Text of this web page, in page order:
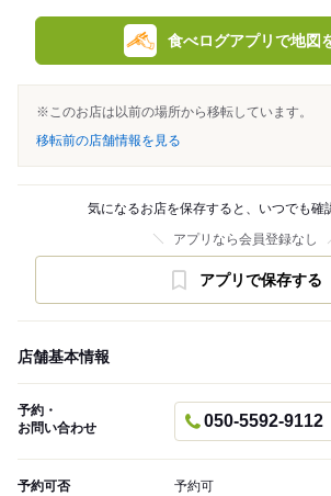
食べログアプリで地図
※このお店は以前の場所から移転しています。
移転前の店舗情報を見る
気になるお店を保存すると、いつでも確
アプリなら会員登録なし
アプリで保存する
店舗基本情報
予約・
お問い合わせ
050-5592-9112
予約可否 予約可